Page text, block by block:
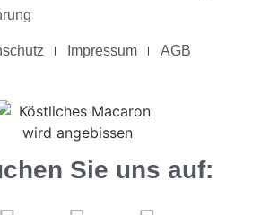
Impressum AGB
Sie uns auf: